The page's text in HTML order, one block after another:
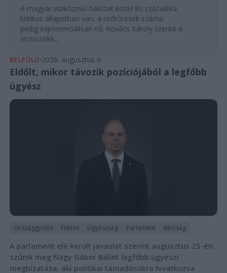
A magyar víziközmű-hálózat közel 80 százaléka
kritikus állapotban van, a csőtörések száma
pedig exponenciálisan nő. Kovács Károly szerint a
rezsicsökk...
BELFÖLD 2026. augusztus 6.
Eldőlt, mikor távozik pozíciójából a legfőbb
ügyész
Országgyűlés Fidesz Ügyészség Parlament Bíróság
A parlament elé került javaslat szerint augusztus 25-én
szűnik meg Nagy Gábor Bálint legfőbb ügyészi
megbízatása, aki politikai támadásokra hivatkozva